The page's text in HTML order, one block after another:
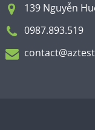
139 Nguyễn
0987.893.519